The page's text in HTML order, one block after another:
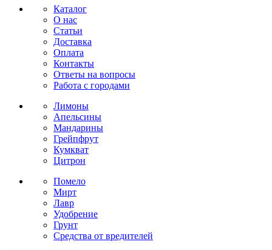
4,000₽.Каталог
О нас
Статьи
Доставка
Оплата
Контакты
Ответы на вопросы
Работа с городами
Лимоны
Апельсины
Мандарины
Грейпфрут
Кумкват
Цитрон
Помело
Мирт
Лавр
Удобрение
Грунт
Средства от вредителей